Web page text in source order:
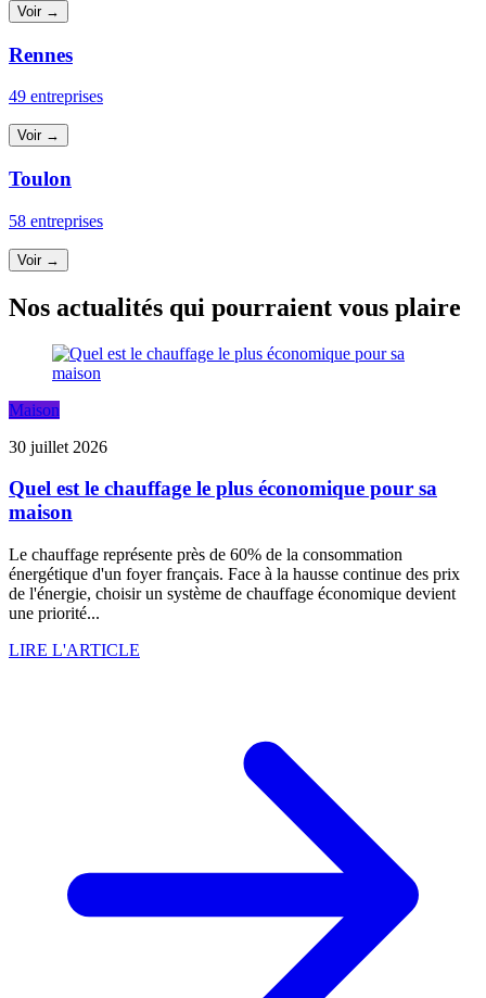
Voir →
Rennes
49 entreprises
Voir →
Toulon
58 entreprises
Voir →
Nos actualités qui pourraient vous plaire
Maison
30 juillet 2026
Quel est le chauffage le plus économique pour sa
maison
Le chauffage représente près de 60% de la consommation
énergétique d'un foyer français. Face à la hausse continue des prix
de l'énergie, choisir un système de chauffage économique devient
une priorité...
LIRE L'ARTICLE